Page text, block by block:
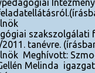
szakszolgálati
tanévre.
Meghívott:
Melinda